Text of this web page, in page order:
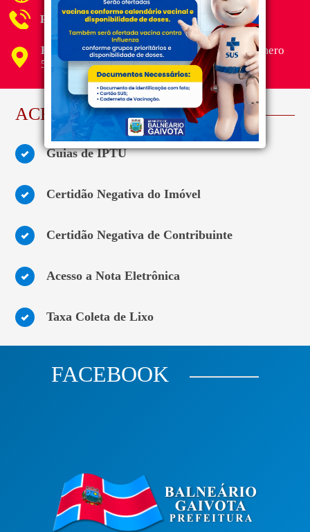
Plantão 24 horas:(48) 93300-3678
Endereço :Av. Vereador Ângelo issopo - Número
536
ACESSO RÁPIDO
Guias de IPTU
Certidão Negativa do Imóvel
Certidão Negativa de Contribuinte
Acesso a Nota Eletrônica
Taxa Coleta de Lixo
FACEBOOK